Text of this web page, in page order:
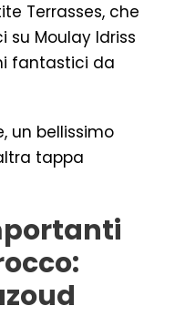
Terrasses, che
Moulay Idriss
fantastici da
un bellissimo
tappa